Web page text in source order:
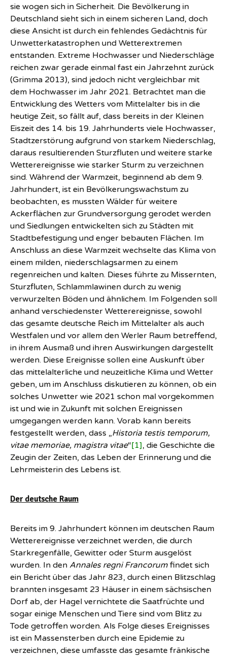
sie wogen sich in Sicherheit. Die Bevölkerung in
Deutschland sieht sich in einem sicheren Land, doch
diese Ansicht ist durch ein fehlendes Gedächtnis für
Unwetterkatastrophen und Wetterextremen
entstanden. Extreme Hochwasser und Niederschläge
reichen zwar gerade einmal fast ein Jahrzehnt zurück
(Grimma 2013), sind jedoch nicht vergleichbar mit
dem Hochwasser im Jahr 2021. Betrachtet man die
Entwicklung des Wetters vom Mittelalter bis in die
heutige Zeit, so fällt auf, dass bereits in der Kleinen
Eiszeit des 14. bis 19. Jahrhunderts viele Hochwasser,
Stadtzerstörung aufgrund von starkem Niederschlag,
daraus resultierenden Sturzfluten und weitere starke
Wetterereignisse wie starker Sturm zu verzeichnen
sind. Während der Warmzeit, beginnend ab dem 9.
Jahrhundert, ist ein Bevölkerungswachstum zu
beobachten, es mussten Wälder für weitere
Ackerflächen zur Grundversorgung gerodet werden
und Siedlungen entwickelten sich zu Städten mit
Stadtbefestigung und enger bebauten Flächen. Im
Anschluss an diese Warmzeit wechselte das Klima von
einem milden, niederschlagsarmen zu einem
regenreichen und kalten. Dieses führte zu Missernten,
Sturzfluten, Schlammlawinen durch zu wenig
verwurzelten Böden und ähnlichem. Im Folgenden soll
anhand verschiedenster Wetterereignisse, sowohl
das gesamte deutsche Reich im Mittelalter als auch
Westfalen und vor allem den Werler Raum betreffend,
in ihrem Ausmaß und ihren Auswirkungen dargestellt
werden. Diese Ereignisse sollen eine Auskunft über
das mittelalterliche und neuzeitliche Klima und Wetter
geben, um im Anschluss diskutieren zu können, ob ein
solches Unwetter wie 2021 schon mal vorgekommen
ist und wie in Zukunft mit solchen Ereignissen
umgegangen werden kann. Vorab kann bereits
festgestellt werden, dass „Historia testis temporum,
vitae memoriae, magistra vitae“[1], die Geschichte die
Zeugin der Zeiten, das Leben der Erinnerung und die
Lehrmeisterin des Lebens ist.
Der deutsche Raum
Bereits im 9. Jahrhundert können im deutschen Raum
Wetterereignisse verzeichnet werden, die durch
Starkregenfälle, Gewitter oder Sturm ausgelöst
wurden. In den Annales regni Francorum findet sich
ein Bericht über das Jahr 823, durch einen Blitzschlag
brannten insgesamt 23 Häuser in einem sächsischen
Dorf ab, der Hagel vernichtete die Saatfrüchte und
sogar einige Menschen und Tiere sind vom Blitz zu
Tode getroffen worden. Als Folge dieses Ereignisses
ist ein Massensterben durch eine Epidemie zu
verzeichnen, diese umfasste das gesamte fränkische